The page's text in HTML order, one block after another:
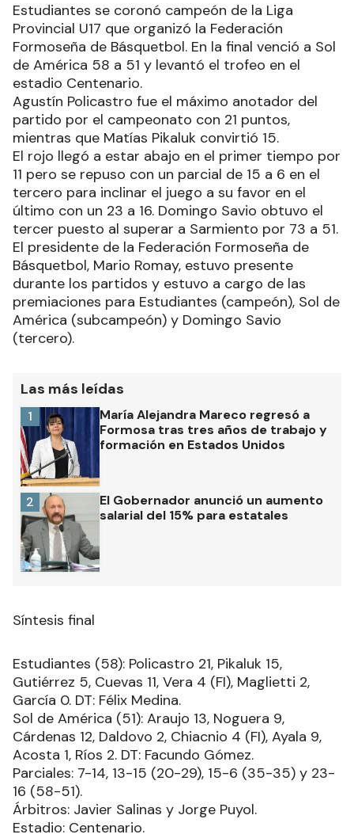
Estudiantes se coronó campeón de la Liga
Provincial U17 que organizó la Federación
Formoseña de Básquetbol. En la final venció a Sol
de América 58 a 51 y levantó el trofeo en el
estadio Centenario.
Agustín Policastro fue el máximo anotador del
partido por el campeonato con 21 puntos,
mientras que Matías Pikaluk convirtió 15.
El rojo llegó a estar abajo en el primer tiempo por
11 pero se repuso con un parcial de 15 a 6 en el
tercero para inclinar el juego a su favor en el
último con un 23 a 16. Domingo Savio obtuvo el
tercer puesto al superar a Sarmiento por 73 a 51.
El presidente de la Federación Formoseña de
Básquetbol, Mario Romay, estuvo presente
durante los partidos y estuvo a cargo de las
premiaciones para Estudiantes (campeón), Sol de
América (subcampeón) y Domingo Savio
(tercero).
Las más leídas
María Alejandra Mareco regresó a
Formosa tras tres años de trabajo y
formación en Estados Unidos
1
El Gobernador anunció un aumento
salarial del 15% para estatales
2
Síntesis final
Estudiantes (58): Policastro 21, Pikaluk 15,
Gutiérrez 5, Cuevas 11, Vera 4 (FI), Maglietti 2,
García 0. DT: Félix Medina.
Sol de América (51): Araujo 13, Noguera 9,
Cárdenas 12, Daldovo 2, Chiacnio 4 (FI), Ayala 9,
Acosta 1, Ríos 2. DT: Facundo Gómez.
Parciales: 7-14, 13-15 (20-29), 15-6 (35-35) y 23-
16 (58-51).
Árbitros: Javier Salinas y Jorge Puyol.
Estadio: Centenario.